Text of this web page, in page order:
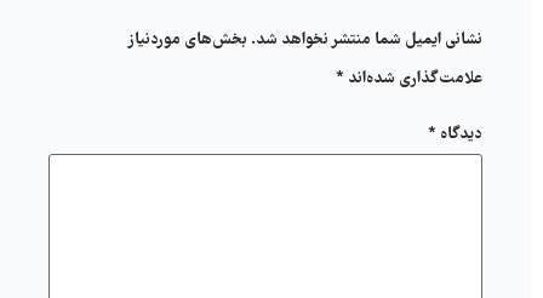
نشانی ایمیل شما منتشر نخواهد شد. بخش‌های موردنیاز
علامت‌گذاری شده‌اند *
دیدگاه *